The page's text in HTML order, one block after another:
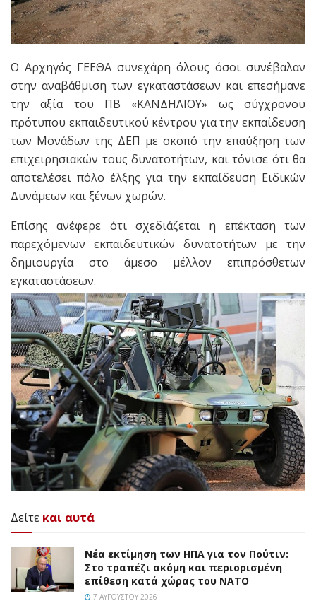
Ο Αρχηγός ΓΕΕΘΑ συνεχάρη όλους όσοι συνέβαλαν
στην αναβάθμιση των εγκαταστάσεων και επεσήμανε
την αξία του ΠΒ «ΚΑΝΔΗΛΙΟΥ» ως σύγχρονου
πρότυπου εκπαιδευτικού κέντρου για την εκπαίδευση
των Μονάδων της ΔΕΠ με σκοπό την επαύξηση των
επιχειρησιακών τους δυνατοτήτων, και τόνισε ότι θα
αποτελέσει πόλο έλξης για την εκπαίδευση Ειδικών
Δυνάμεων και ξένων χωρών.
Επίσης ανέφερε ότι σχεδιάζεται η επέκταση των
παρεχόμενων εκπαιδευτικών δυνατοτήτων με την
δημιουργία στο άμεσο μέλλον επιπρόσθετων
εγκαταστάσεων.
Δείτε και αυτά
Νέα εκτίμηση των ΗΠΑ για τον Πούτιν:
Στο τραπέζι ακόμη και περιορισμένη
επίθεση κατά χώρας του ΝΑΤΟ
7 ΑΥΓΟΎΣΤΟΥ 2026